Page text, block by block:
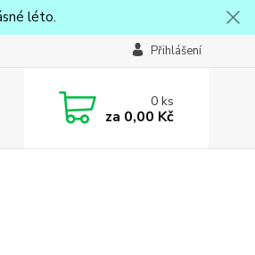
léto.
Přihlášení
0ks
za 0,00 Kč